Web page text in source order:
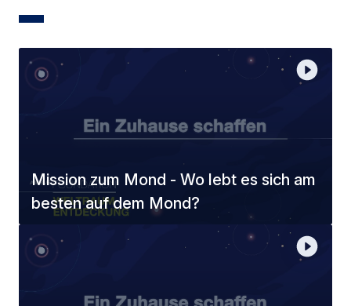
Mission zum Mond - Wo lebt es sich am
besten auf dem Mond?